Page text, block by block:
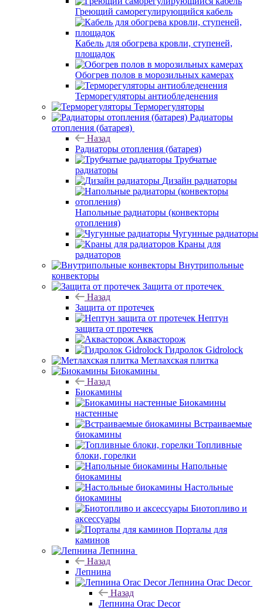
Греющий саморегулирующийся кабель
Кабель для обогрева кровли, ступеней,
площадок
Обогрев полов в морозильных камерах
Терморегуляторы антиобледенения
Терморегуляторы
Радиаторы
отопления (батарея)
Назад
Радиаторы отопления (батарея)
Трубчатые
радиаторы
Дизайн радиаторы
Напольные радиаторы (конвекторы
отопления)
Чугунные радиаторы
Краны для
радиаторов
Внутрипольные
конвекторы
Защита от протечек
Назад
Защита от протечек
Нептун
защита от протечек
Аквасторож
Гидролок Gidrolock
Метлахская плитка
Биокамины
Назад
Биокамины
Биокамины
настенные
Встраиваемые
биокамины
Топливные
блоки, горелки
Напольные
биокамины
Настольные
биокамины
Биотопливо и
аксессуары
Порталы для
каминов
Лепнина
Назад
Лепнина
Лепнина Orac Decor
Назад
Лепнина Orac Decor